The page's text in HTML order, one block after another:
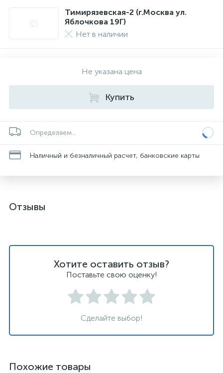
Тимирязевская-2 (г.Москва ул.
Яблочкова 19Г)
Нет в наличии
Не указана цена
Купить
Определяем...
Наличный и безналичный расчет, банковские карты
Отзывы
Хотите оставить отзыв?
Поставьте свою оценку!
Сделайте выбор!
Похожие товары